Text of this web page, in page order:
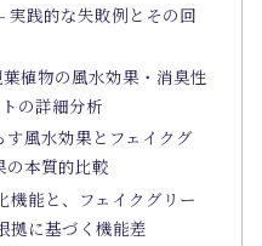
実践的な失敗例とその回
植物の風水効果・消臭性
の詳細分析
風水効果とフェイクグ
の本質的比較
機能と、フェイクグリー
拠に基づく機能差